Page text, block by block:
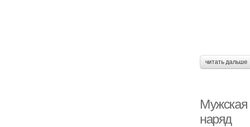
читать дальше
Мужская
наряд